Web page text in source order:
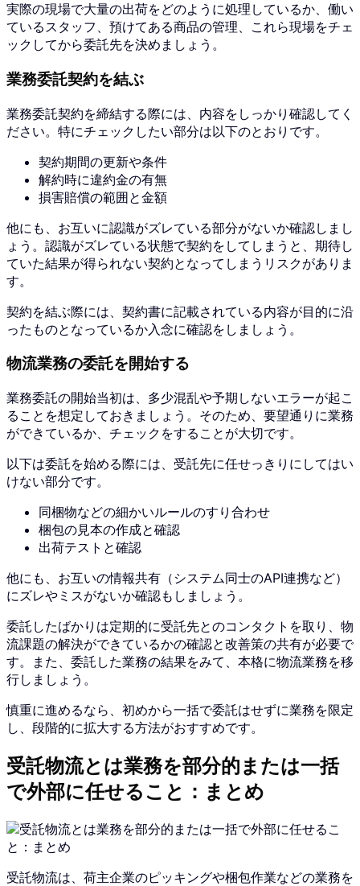
実際の現場で大量の出荷をどのように処理しているか、働い
ているスタッフ、預けてある商品の管理、これら現場をチェ
ックしてから委託先を決めましょう。
業務委託契約を結ぶ
業務委託契約を締結する際には、内容をしっかり確認してく
ださい。特にチェックしたい部分は以下のとおりです。
契約期間の更新や条件
解約時に違約金の有無
損害賠償の範囲と金額
他にも、お互いに認識がズレている部分がないか確認しまし
ょう。認識がズレている状態で契約をしてしまうと、期待し
ていた結果が得られない契約となってしまうリスクがありま
す。
契約を結ぶ際には、契約書に記載されている内容が目的に沿
ったものとなっているか入念に確認をしましょう。
物流業務の委託を開始する
業務委託の開始当初は、多少混乱や予期しないエラーが起こ
ることを想定しておきましょう。そのため、要望通りに業務
ができているか、チェックをすることが大切です。
以下は委託を始める際には、受託先に任せっきりにしてはい
けない部分です。
同梱物などの細かいルールのすり合わせ
梱包の見本の作成と確認
出荷テストと確認
他にも、お互いの情報共有（システム同士のAPI連携など）
にズレやミスがないか確認もしましょう。
委託したばかりは定期的に受託先とのコンタクトを取り、物
流課題の解決ができているかの確認と改善策の共有が必要で
す。また、委託した業務の結果をみて、本格に物流業務を移
行しましょう。
慎重に進めるなら、初めから一括で委託はせずに業務を限定
し、段階的に拡大する方法がおすすめです。
受託物流とは業務を部分的または一括
で外部に任せること：まとめ
受託物流は、荷主企業のピッキングや梱包作業などの業務を